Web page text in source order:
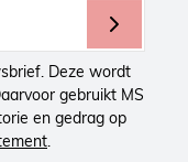
Deze wordt
gebruikt MS
en gedrag op
.